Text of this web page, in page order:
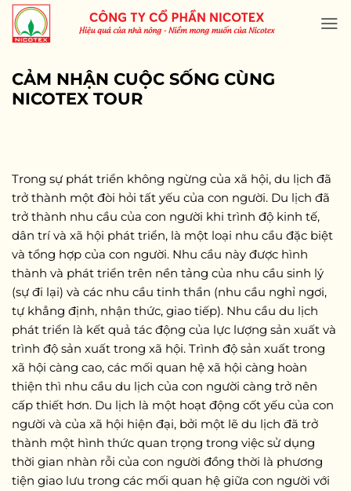
Skip
content
CẢM NHẬN CUỘC SỐNG CÙNG
NICOTEX TOUR
Trong sự phát triển không ngừng của xã hội, du lịch đã
trở thành một đòi hỏi tất yếu của con người. Du lịch đã
trở thành nhu cầu của con người khi trình độ kinh tế,
dân trí và xã hội phát triển, là một loại nhu cầu đặc biệt
và tổng hợp của con người. Nhu cầu này được hình
thành và phát triển trên nền tảng của nhu cầu sinh lý
(sự đi lại) và các nhu cầu tinh thần (nhu cầu nghỉ ngơi,
tự khẳng định, nhận thức, giao tiếp). Nhu cầu du lịch
phát triển là kết quả tác động của lực lượng sản xuất và
trình độ sản xuất trong xã hội. Trình độ sản xuất trong
xã hội càng cao, các mối quan hệ xã hội càng hoàn
thiện thì nhu cầu du lịch của con người càng trở nên
cấp thiết hơn. Du lịch là một hoạt động cốt yếu của con
người và của xã hội hiện đại, bởi một lẽ du lịch đã trở
thành một hình thức quan trọng trong việc sử dụng
thời gian nhàn rỗi của con người đồng thời là phương
tiện giao lưu trong các mối quan hệ giữa con người với